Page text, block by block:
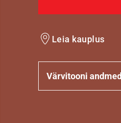
Leia kauplus
Värvitooni andmed